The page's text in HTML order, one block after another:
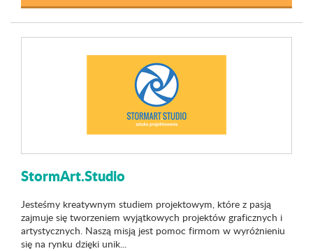
StormArt.Studio
Jesteśmy kreatywnym studiem projektowym, które z pasją
zajmuje się tworzeniem wyjątkowych projektów graficznych i
artystycznych. Naszą misją jest pomoc firmom w wyróżnieniu
się na rynku dzięki unik...